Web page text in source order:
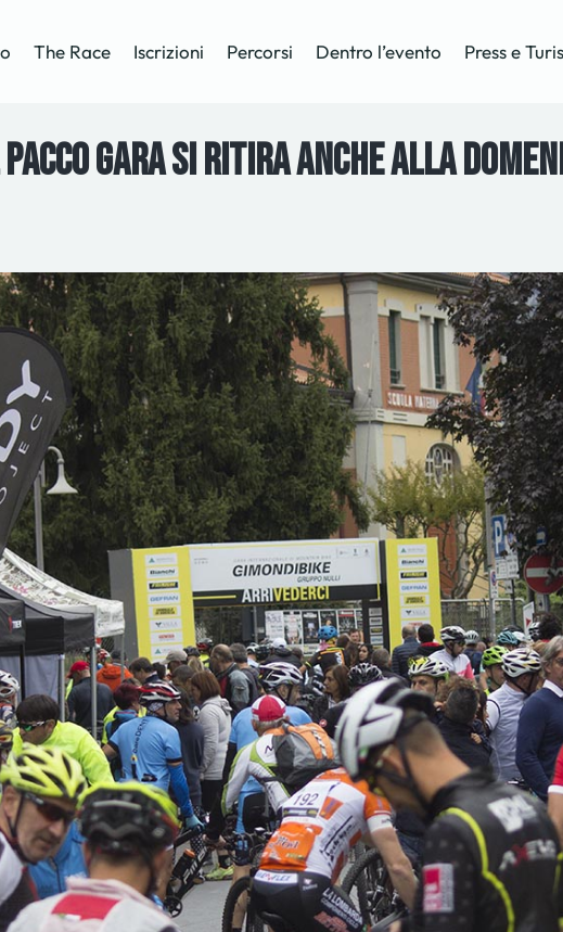
The Race Iscrizioni Percorsi Dentro l’evento Press e
pacco gara si ritira anche alla